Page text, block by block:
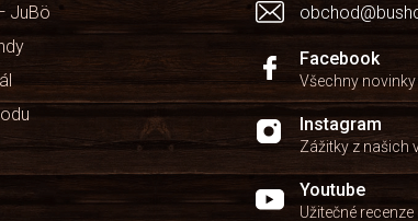
JuBö
Facebook
Všechny
Instagram
Zážitky z našich
Youtube
Užitečné